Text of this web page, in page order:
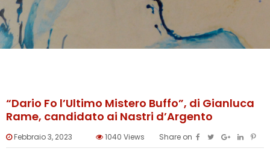
“Dario Fo l’Ultimo Mistero Buffo”, di Gianluca
Rame, candidato ai Nastri d’Argento
Febbraio 3, 2023 1040 Views Share on